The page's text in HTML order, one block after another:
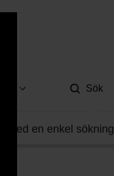
med en enkel sökning
Sök
W15434101